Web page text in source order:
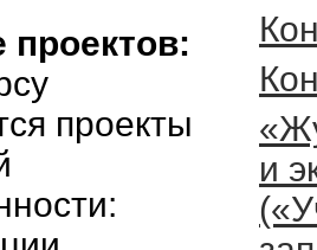
проектов:
проекты
и